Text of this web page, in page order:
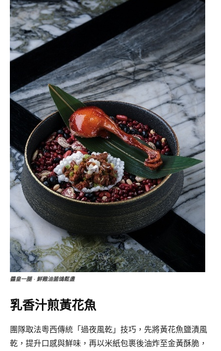
醬皇一腿 · 鮮雞油菌鴿鬆盞
乳香汁煎黃花魚
團隊取法粵西傳統「過夜風乾」技巧，先將黃花魚鹽漬風
乾，提升口感與鮮味，再以米紙包裹後油炸至金黃酥脆，